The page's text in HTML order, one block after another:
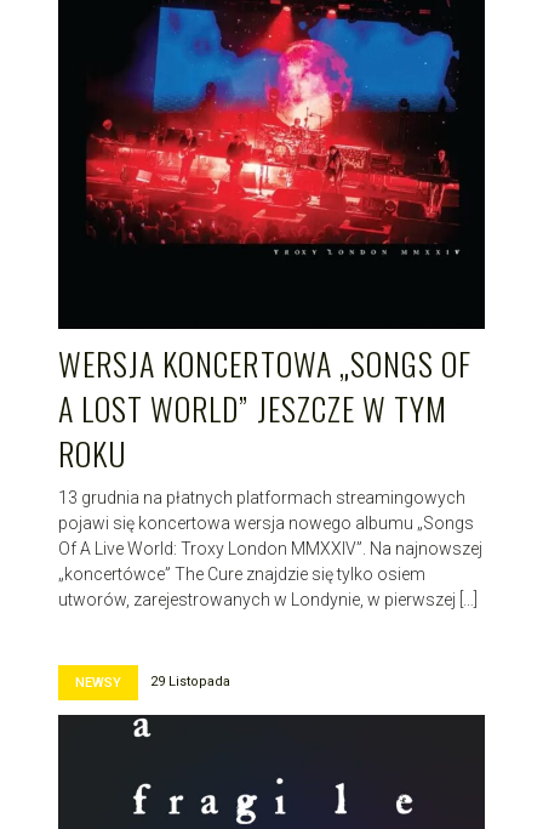
WERSJA KONCERTOWA „SONGS OF
A LOST WORLD” JESZCZE W TYM
ROKU
13 grudnia na płatnych platformach streamingowych
pojawi się koncertowa wersja nowego albumu „Songs
Of A Live World: Troxy London MMXXIV”. Na najnowszej
„koncertówce” The Cure znajdzie się tylko osiem
utworów, zarejestrowanych w Londynie, w pierwszej […]
NEWSY 29 Listopada